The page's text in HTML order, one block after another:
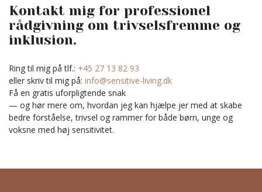
Kontakt mig for professionel
rådgivning om trivselsfremme og
inklusion.
Ring til mig på tlf.: +45 27 13 82 93
eller skriv til mig på: info@sensitive-living.dk
Få en gratis uforpligtende snak
— og hør mere om, hvordan jeg kan hjælpe jer med at skabe
bedre forståelse, trivsel og rammer for både børn, unge og
voksne med høj sensitivitet.